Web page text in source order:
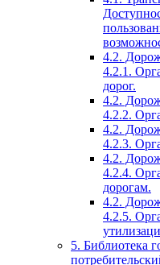
4.2.
4.2.1.
дорог.
4.2.
4.2.2.
4.2.
4.2.3.
4.2.
4.2.4.
дорогам.
4.2.
4.2.5.
5. Библиотека